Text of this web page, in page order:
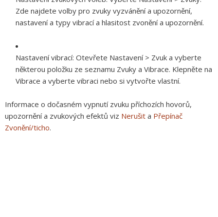
Zde najdete volby pro zvuky vyzvánění a upozornění,
nastavení a typy vibrací a hlasitost zvonění a upozornění.
Nastavení vibrací: Otevřete Nastavení > Zvuk a vyberte
některou položku ze seznamu Zvuky a Vibrace. Klepněte na
Vibrace a vyberte vibraci nebo si vytvořte vlastní.
Informace o dočasném vypnutí zvuku příchozích hovorů,
upozornění a zvukových efektů viz Nerušit a Přepínač
Zvonění/ticho.